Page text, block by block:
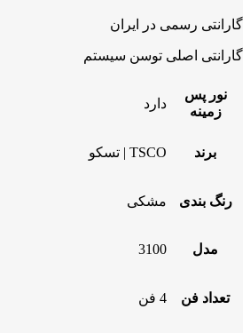
گارانتی رسمی در ایران
گارانتی اصلی توسن سیستم
نور پس
زمینه
دارد
برند TSCO | تسکو
رنگ بندی مشکی
مدل 3100
تعداد فن 4 فن